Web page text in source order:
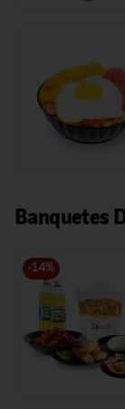
Banquetes
-14%